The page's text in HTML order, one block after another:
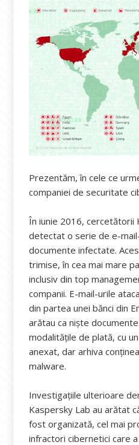
Prezentăm, în cele ce
companiei de securitate
În iunie 2016, cercetătorii
detectat o serie de e-
documente infectate.
trimise, în cea mai mare
inclusiv din top
companii. E-mail-urile
din partea unei bănci din
arătau ca niște
modalitățile de plată, cu
anexat, dar arhiva
malware.
Investigațiile ulterioare
Kaspersky Lab au arătat
fost organizată, cel mai
infractori cibernetici care